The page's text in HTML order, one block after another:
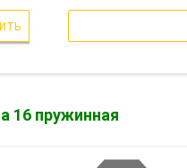
16 пружинная